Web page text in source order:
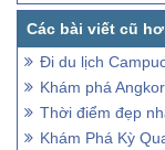
Đi du lịch Campuchia có
Khám phá Angkor-
Thời điểm đẹp
Khám Phá Kỳ